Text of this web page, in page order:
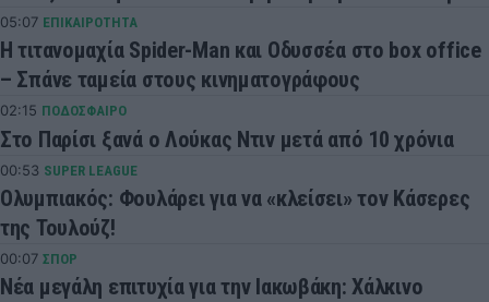
05:07 ΕΠΙΚΑΙΡΟΤΗΤΑ
Η τιτανομαχία Spider-Man και Οδυσσέα στο box office
– Σπάνε ταμεία στους κινηματογράφους
02:15 ΠΟΔΟΣΦΑΙΡΟ
Στο Παρίσι ξανά ο Λούκας Ντιν μετά από 10 χρόνια
00:53 SUPER LEAGUE
Ολυμπιακός: Φουλάρει για να «κλείσει» τον Κάσερες
της Τουλούζ!
00:07 ΣΠΟΡ
Νέα μεγάλη επιτυχία για την Ιακωβάκη: Χάλκινο